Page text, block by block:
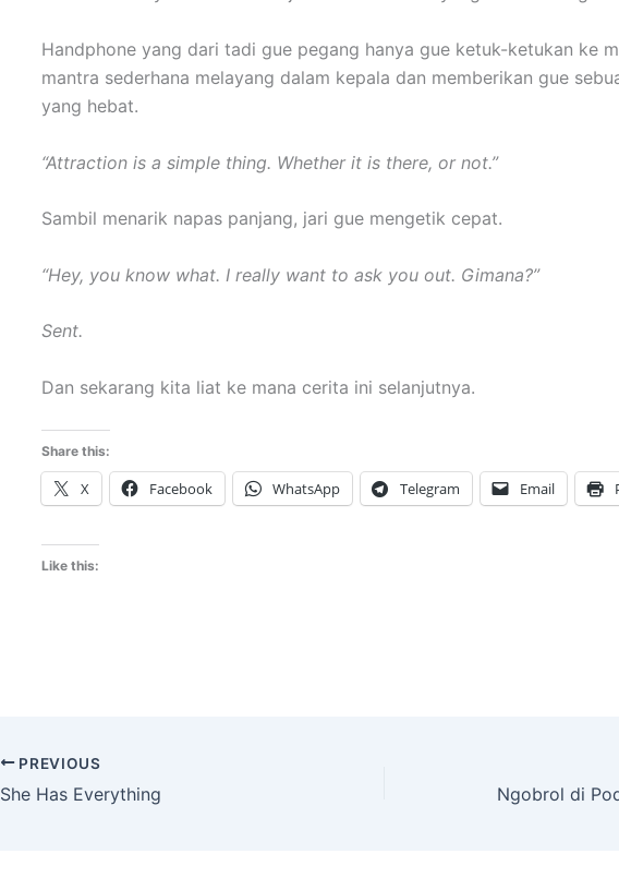
Handphone yang dari tadi gue pegang hanya gue ketuk-ketukan ke
mantra sederhana melayang dalam kepala dan memberikan gue
yang hebat.
“Attraction is a simple thing. Whether it is there, or not.”
Sambil menarik napas panjang, jari gue mengetik cepat.
“Hey, you know what. I really want to ask you out. Gimana?”
Sent.
Dan sekarang kita liat ke mana cerita ini selanjutnya.
Share this:
X Facebook WhatsApp Telegram Email
Like this:
PREVIOUS
She Has Everything Ngobrol di